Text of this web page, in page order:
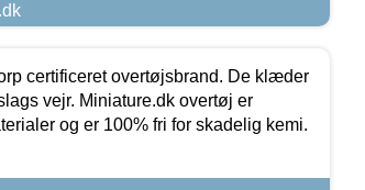
certificeret overtøjsbrand. De klæder
vejr. Miniature.dk overtøj er
og er 100% fri for skadelig kemi.